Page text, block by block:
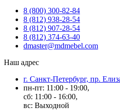
8 (800) 300-82-84
8 (812) 938-28-54
8 (812) 907-28-54
8 (812) 374-63-40
dmaster@mdmebel.com
Наш адрес
г. Санкт-Петербург, пр.
пн-пт: 11:00 - 19:00,
сб: 11:00 - 16:00,
вс: Выходной